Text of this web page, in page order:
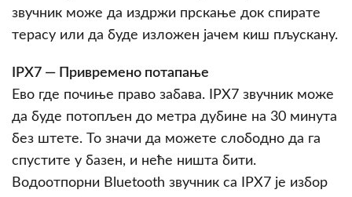
звучник може да издржи прскање док спирате
терасу или да буде изложен јачем киш пљускану.
IPX7 — Привремено потапање
Ево где почиње право забава. IPX7 звучник може
да буде потопљен до метра дубине на 30 минута
без штете. То значи да можете слободно да га
спустите у базен, и неће ништа бити.
Водоотпорни Bluetooth звучник са IPX7 је избор